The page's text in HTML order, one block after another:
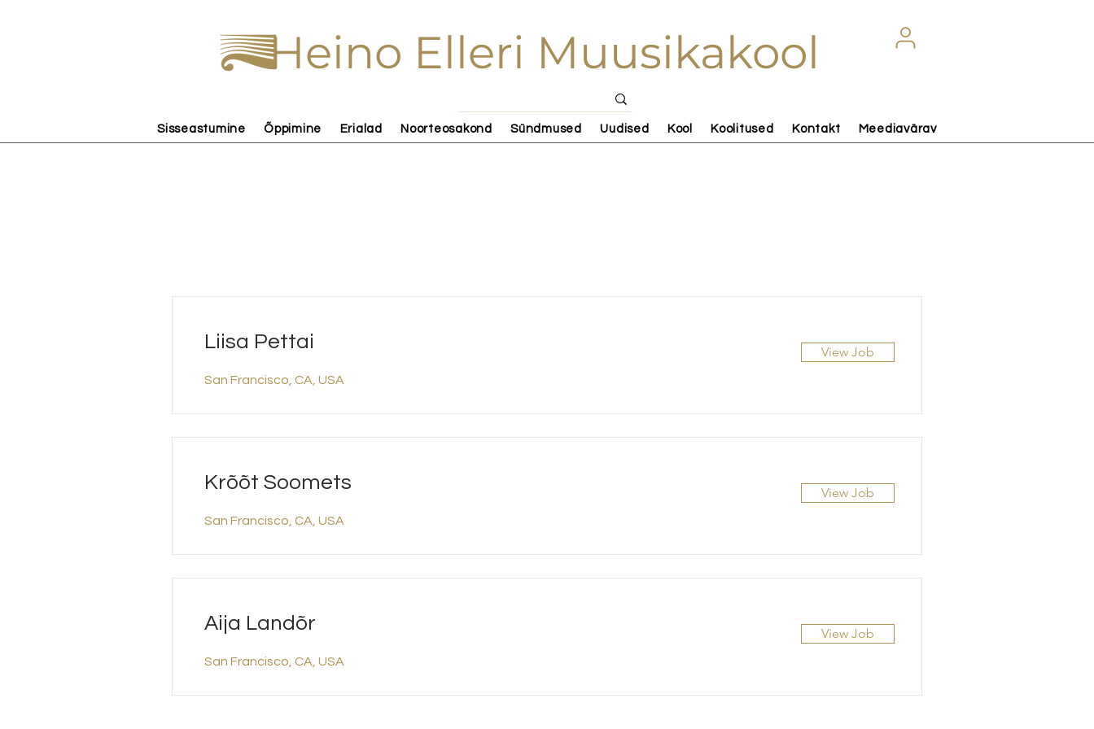
Heino Elleri Muusikakool
Sisseastumine Õppimine Erialad Noorteosakond Sündmused Uudised Kool Koolitused Kontakt Meediavärav
Liisa Pettai
San Francisco, CA, USA
View Job
Krõõt Soomets
San Francisco, CA, USA
View Job
Aija Landõr
San Francisco, CA, USA
View Job